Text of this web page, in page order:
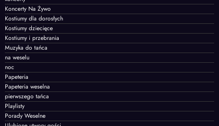
Koncerty Na Żywo
Kostiumy dla dorosłych
Kostiumy dziecięce
Kostiumy i przebrania
Muzyka do tańca
na weselu
noc
Papeteria
Papeteria weselna
pierwszego tańca
Playlisty
Porady Weselne